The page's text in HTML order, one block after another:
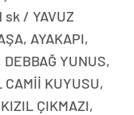
sk / YAVUZ
AYAKAPI,
YUNUS,
CAMİİ KUYUSU,
ÇIKMAZI,